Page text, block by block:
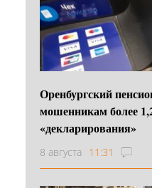
Оренбургский
мошенникам более
«декларирования»
8 августа 11:31